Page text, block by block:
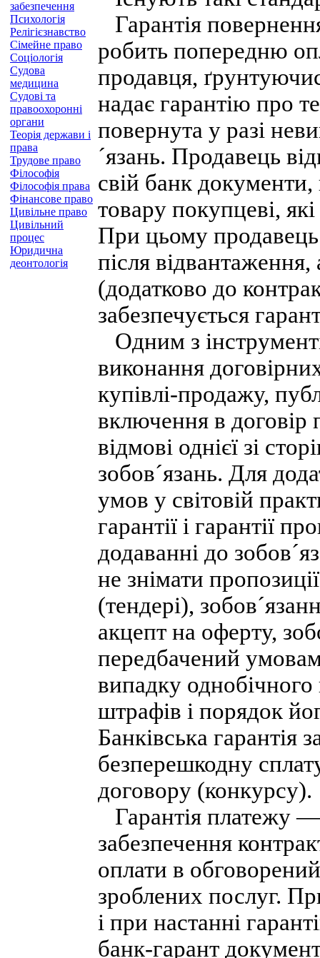
забезпечення
Психологія
Релігієзнавство
Сімейне право
Соціологія
Судова
медицина
Судові та
правоохоронні
органи
Теорія держави і
права
Трудове право
Філософія
Філософія права
Фінансове право
Цивільне право
Цивільний
процес
Юридична
деонтологія
Гарантія
робить попередню
продавця,
надає гарантію про
повернута у разі
´язань. Продавець
свій банк
товару покупцеві,
При цьому продавець
після
(додатково до
забезпечується
Одним з
виконання
купівлі-продажу,
включення в договір
відмові однієї зі
зобов´язань. Для
умов у світовій
гарантії і гарантії
додаванні до
не знімати
(тендері),
акцепт на оферту,
передбачений
випадку
штрафів і порядок
Банківська гарантія
безперешкодну
договору (конкурсу).
Гарантія платежу —
забезпечення
оплати в
зроблених послуг.
і при настанні
банк-гарант